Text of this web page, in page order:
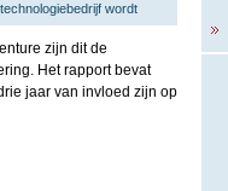
technologiebedrijf wordt
zijn dit de
Het rapport bevat
jaar van invloed zijn op